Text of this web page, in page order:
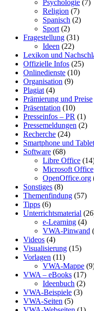
Psychologie (7)
Religion (7)
Spanisch (2)
Sport (2)
Fragestellung (31)
Ideen (22)
Lexikon und
Offizielle Infos (25)
Onlinedienste (10)
Organisation (9)
Plagiat (4)
Prämierung und Preise
Präsentation (10)
Presseinfos – PR (1)
Pressemeldungen (2)
Recherche (24)
Smartphone und Tablet
Software (68)
Libre Office
Microsoft Office
OpenOffice.org
Sonstiges (8)
Themenfindung (57)
Tipps (6)
Unterrichtsmaterial
e-Learning (4)
VWA-Pinwand
Videos (4)
Visualisierung (15)
Vorlagen (11)
VWA-Mappe
VWA – eBooks (17)
Ideenbuch (2)
VWA-Beispiele (3)
VWA-Seiten (5)